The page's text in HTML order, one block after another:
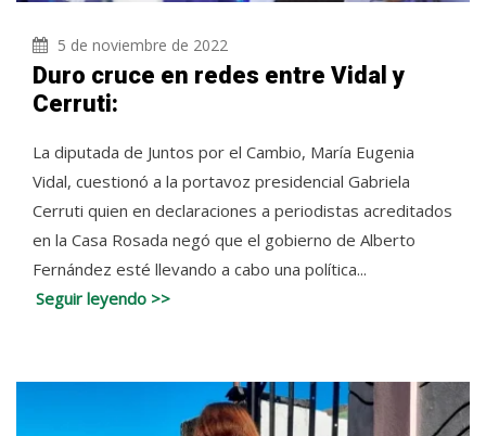
5 de noviembre de 2022
Duro cruce en redes entre Vidal y
Cerruti:
La diputada de Juntos por el Cambio, María Eugenia
Vidal, cuestionó a la portavoz presidencial Gabriela
Cerruti quien en declaraciones a periodistas acreditados
en la Casa Rosada negó que el gobierno de Alberto
Fernández esté llevando a cabo una política...
Seguir leyendo >>